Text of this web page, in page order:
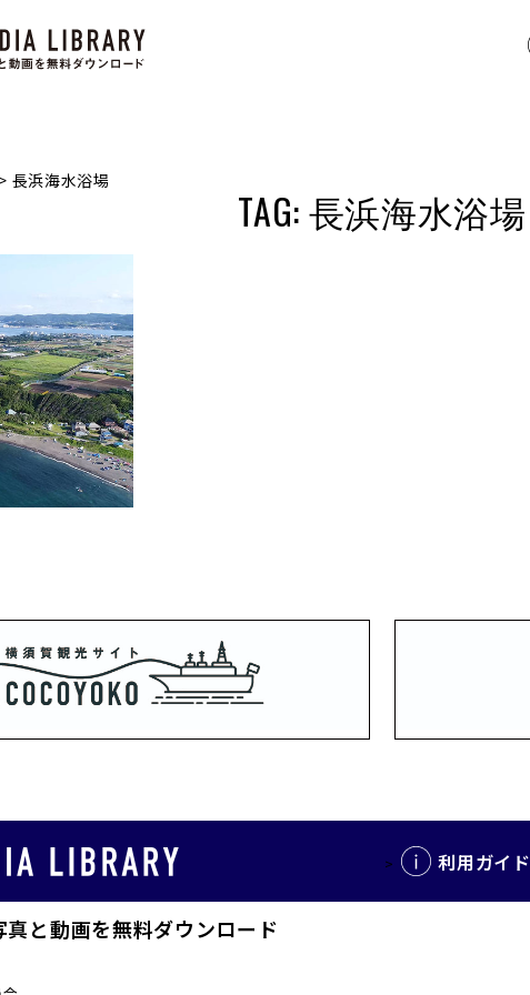
> 長浜海水浴場
TAG: 長浜海水浴場
利用ガイド
と動画を無料ダウンロード